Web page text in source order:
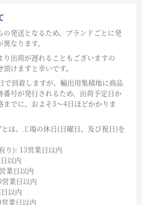
の発送となるため、ブランドごとに発
なります。
り出荷が遅れることもございますの
けますと幸いです。
で到着しますが、輸出用集積地に商品
番号が発行されるため、出荷予定日か
までに、およそ3〜4日ほどかかりま
は、工場の休日(日曜日、及び祝日)を
り): 13営業日以内
以内
業日以内
業日以内
以内
業日以内